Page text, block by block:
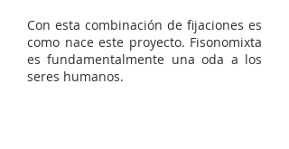
Con esta combinación de fijaciones es
como nace este proyecto. Fisonomixta
es fundamentalmente una oda a los
seres humanos.